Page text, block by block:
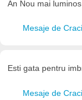
An Nou mai
Mesaje de
Esti gata pentru
Mesaje de